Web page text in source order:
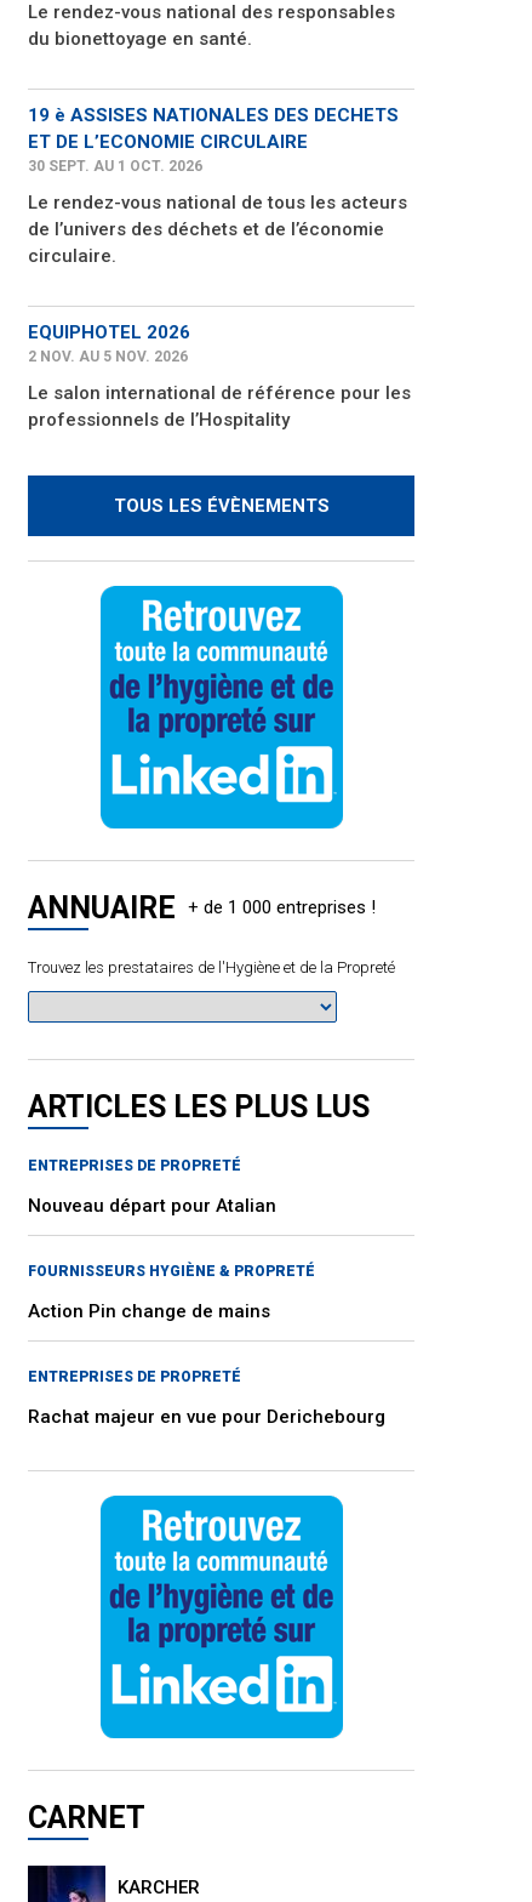
Le rendez-vous national des responsables
du bionettoyage en santé.
19 è ASSISES NATIONALES DES DECHETS
ET DE L’ECONOMIE CIRCULAIRE
30 SEPT. AU 1 OCT. 2026
Le rendez-vous national de tous les acteurs
de l’univers des déchets et de l’économie
circulaire.
EQUIPHOTEL 2026
2 NOV. AU 5 NOV. 2026
Le salon international de référence pour les
professionnels de l’Hospitality
TOUS LES ÉVÈNEMENTS
ANNUAIRE
Trouvez les prestataires de l'Hygiène et de la Propreté
ARTICLES LES PLUS LUS
ENTREPRISES DE PROPRETÉ
Nouveau départ pour Atalian
FOURNISSEURS HYGIÈNE & PROPRETÉ
Action Pin change de mains
ENTREPRISES DE PROPRETÉ
Rachat majeur en vue pour Derichebourg
CARNET
KARCHER